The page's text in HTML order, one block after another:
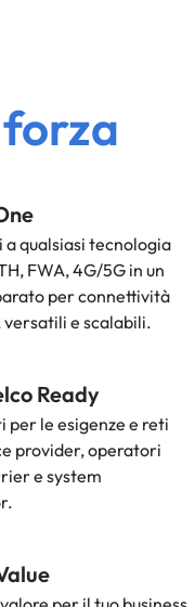
qualsiasi tecnologia
FWA, 4G/5G in un
per connettività
e scalabili.
Ready
per le esigenze e reti
provider, operatori
e system